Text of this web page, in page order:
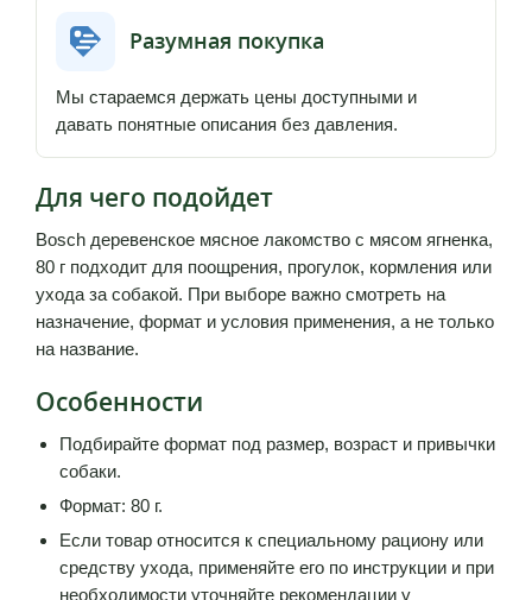
Разумная покупка
Мы стараемся держать цены доступными и
давать понятные описания без давления.
Для чего подойдет
Bosch деревенское мясное лакомство с мясом ягненка,
80 г подходит для поощрения, прогулок, кормления или
ухода за собакой. При выборе важно смотреть на
назначение, формат и условия применения, а не только
на название.
Особенности
Подбирайте формат под размер, возраст и привычки
собаки.
Формат: 80 г.
Если товар относится к специальному рациону или
средству ухода, применяйте его по инструкции и при
необходимости уточняйте рекомендации у